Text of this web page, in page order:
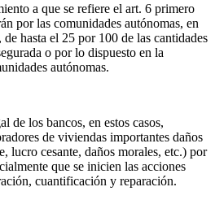
a que se refiere el art. 6 primero
por las comunidades autónomas, en
hasta el 25 por 100 de las cantidades
o por lo dispuesto en la
autónomas.
de los bancos, en estos casos,
de viviendas importantes daños
lucro cesante, daños morales, etc.) por
que se inicien las acciones
cuantificación y reparación.